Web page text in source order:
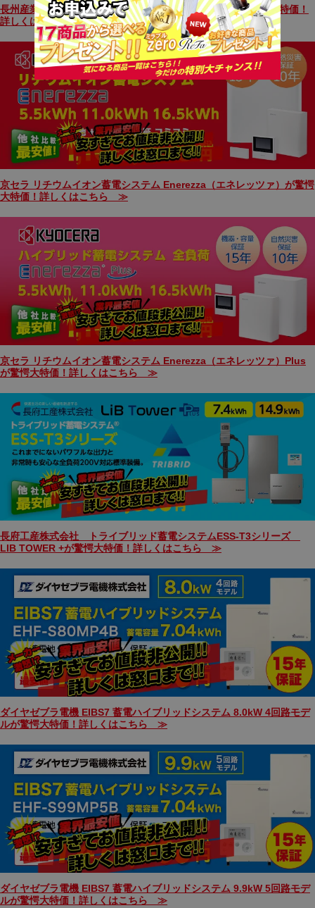
長州産業 Smart PV plus ハイブリッド蓄電池システムが驚愕大特価！
詳しくはこちら ≫
京セラ リチウムイオン蓄電システム Enerezza（エネレッツァ）が驚愕
大特価！詳しくはこちら ≫
京セラ リチウムイオン蓄電システム Enerezza（エネレッツァ）Plus
が驚愕大特価！詳しくはこちら ≫
長府工産株式会社 トライブリッド蓄電システムESS-T3シリーズ
LIB TOWER +が驚愕大特価！詳しくはこちら ≫
ダイヤゼブラ電機 EIBS7 蓄電ハイブリッドシステム 8.0kW 4回路モデ
ルが驚愕大特価！詳しくはこちら ≫
ダイヤゼブラ電機 EIBS7 蓄電ハイブリッドシステム 9.9kW 5回路モデ
ルが驚愕大特価！詳しくはこちら ≫